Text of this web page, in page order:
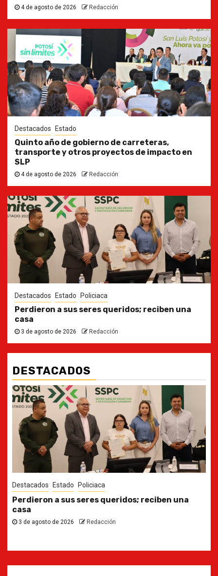
4 de agosto de 2026 Redacción
Destacados Estado
Quinto año de gobierno de carreteras,
transporte y otros proyectos de impacto en
SLP
4 de agosto de 2026 Redacción
Destacados Estado Policiaca
Perdieron a sus seres queridos; reciben una
casa
3 de agosto de 2026 Redacción
DESTACADOS
Destacados Estado
Ya casi, el quinto informe del Gobernador
30 de julio de 2026